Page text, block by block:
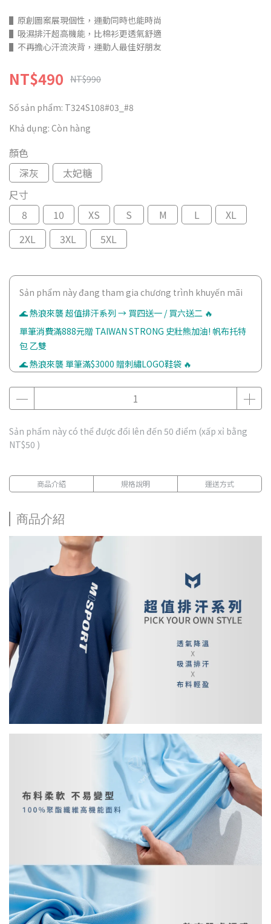
▌原創圖案展現個性，運動同時也能時尚
▌吸濕排汗超高機能，比棉衫更透氣舒適
▌不再擔心汗流浹背，運動人最佳好朋友
NT$490 NT$990
Số sản phẩm: T324S108#03_#8
Khả dụng: Còn hàng
顏色
深灰
太妃糖
尺寸
8
10 XS S M L
XL
2XL
3XL 5XL
Sản phẩm này đang tham gia chương trình khuyến mãi
🌊 熱浪來襲 超值排汗系列 → 買四送一 / 買六送二 🔥
單筆消費滿888元贈 TAIWAN STRONG 史壯熊加油! 帆布托特
包 乙雙
🌊 熱浪來襲 單筆滿$3000 贈刺繡LOGO鞋袋 🔥
Sản phẩm này có thể được đổi lên đến 50 điểm (xấp xỉ bằng
NT$50 )
商品介紹 規格說明 運送方式
商品介紹